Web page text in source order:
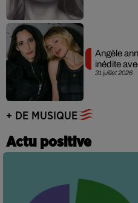
31 juillet 2026
Angèle
inédite
+ DE MUSIQUE
Actu positive